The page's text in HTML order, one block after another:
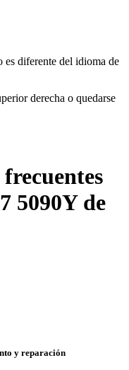
es diferente del idioma de
derecha o quedarse
5090Y de
y reparación